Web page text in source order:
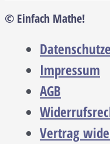
© Einfach Mathe!
Impressum
AGB
Vertrag